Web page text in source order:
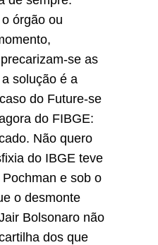
órgão ou
se as
solução é a
do Future-se
do FIBGE:
Não quero
do IBGE teve
e sob o
o desmonte
Bolsonaro não
dos que